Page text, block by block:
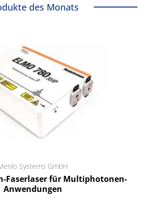
des Monats
Systems GmbH
Faserlaser für Multiphotonen-
Anwendungen